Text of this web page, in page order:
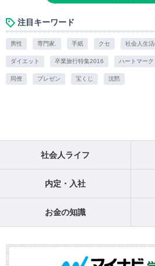
注目キーワード
男性 専門家. 手紙 クセ 社会人生
ダイエット 卒業旅行特集2016 ハートマーク
同僚 プレゼン 宝くじ 沈黙
社会人ライフ
内定・入社
お金の知識